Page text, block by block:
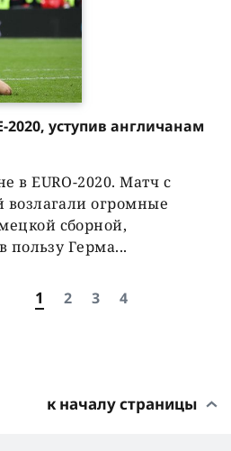
уступив англичанам
в EURO-2020. Матч с
огромные
сборной,
пользу Герма...
1 2 3 4
к началу страницы